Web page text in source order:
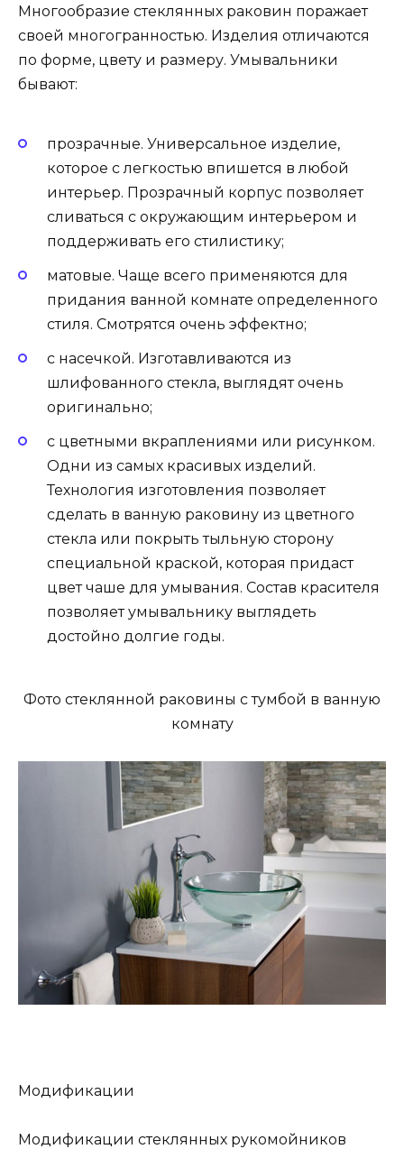
Многообразие стеклянных раковин поражает
своей многогранностью. Изделия отличаются
по форме, цвету и размеру. Умывальники
бывают:
прозрачные. Универсальное изделие,
которое с легкостью впишется в любой
интерьер. Прозрачный корпус позволяет
сливаться с окружающим интерьером и
поддерживать его стилистику;
матовые. Чаще всего применяются для
придания ванной комнате определенного
стиля. Смотрятся очень эффектно;
с насечкой. Изготавливаются из
шлифованного стекла, выглядят очень
оригинально;
с цветными вкраплениями или рисунком.
Одни из самых красивых изделий.
Технология изготовления позволяет
сделать в ванную раковину из цветного
стекла или покрыть тыльную сторону
специальной краской, которая придаст
цвет чаше для умывания. Состав красителя
позволяет умывальнику выглядеть
достойно долгие годы.
Фото стеклянной раковины с тумбой в ванную
комнату
Модификации
Модификации стеклянных рукомойников